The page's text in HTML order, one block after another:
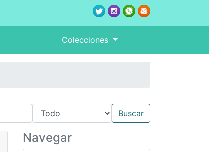
Colecciones
Navegar